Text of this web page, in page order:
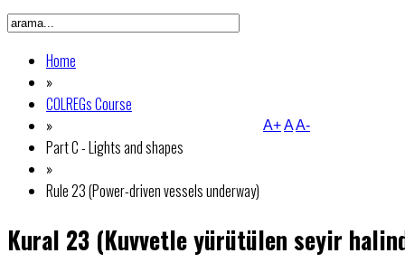
Home
»
COLREGs Course
»
Part C - Lights and shapes
»
Rule 23 (Power-driven vessels underway)
A+AA-
Kural 23 (Kuvvetle yürütülen seyir